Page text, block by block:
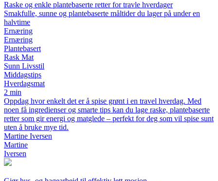
Raske og enkle plantebaserte retter for travle hverdager
Smakfulle, sunne og plantebaserte måltider du lager på under en
halvtime
Ernæring
Ernæring
Plantebasert
Rask Mat
Sunn Livsstil
Middagstips
Hverdagsmat
2 min
Oppdag hvor enkelt det er å spise grønt i en travel hverdag. Med
noen få ingredienser og smarte tips kan du lage raske, plantebaserte
retter som gir energi og matglede – perfekt for deg som vil spise sunt
uten å bruke mye tid.
Martine Iversen
Martine
Iversen